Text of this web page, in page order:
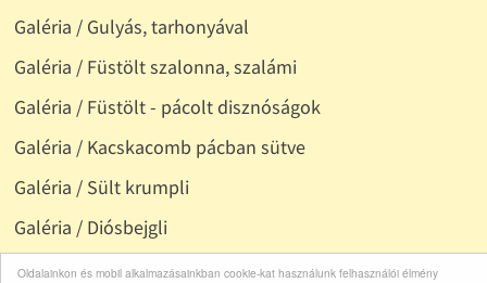
Oldalainkon és mobil alkalmazásainkban cookie-kat használunk felhasználói élmény
Galéria / Gulyás, tarhonyával
Galéria / Füstölt szalonna, szalámi
Galéria / Füstölt - pácolt disznóságok
Galéria / Kacskacomb pácban sütve
Galéria / Sült krumpli
Galéria / Diósbejgli
Galéria / Vegyes zöldség, köretnek is jó